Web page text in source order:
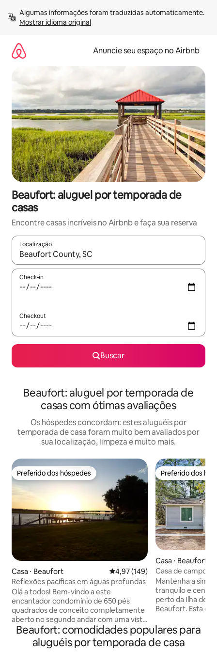
para
Mostrar idioma original
Anuncie seu espaço no Airbnb
Beaufort: aluguel por temporada de
casas
Encontre casas incríveis no Airbnb e faça sua reserva
Localização
Quando os resultados estiverem disponíveis, explore-os
Check-in
Checkout
Buscar
Beaufort: aluguel por temporada de
casas com ótimas avaliações
Os hóspedes concordam: estes aluguéis por
temporada de casa foram muito bem avaliados por
sua localização, limpeza e muito mais.
Preferido dos hóspedes
Preferido dos hóspedes
Casa ⋅ Beaufort 4,97 de uma avaliação média de
4,97 (149)
Reflexões pacíficas em águas profundas
Olá a todos! Bem-vindo a este
encantador condomínio de 650 pés
quadrados de conceito completamente
aberto no segundo andar com uma vista
desobstruída completa de Deepwater
Battery Creek. Temos todas as
comodidades necessárias para uma
Preferido dos
Preferido dos
Casa ⋅ Beaufort
Casa de campo
perto do centro
Mantenha a
tranquilo e
perto da Ilha de
Beaufort. Esta casa de campo renovada
8 pessoas e tem
para sua próxima
Beaufort.
Beaufort: comodidades populares para
aluguéis por temporada de casa